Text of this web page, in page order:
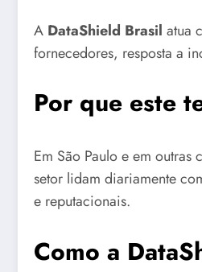
A DataShield Brasil atua
fornecedores, resposta a
Por que este
Em São Paulo e em
setor lidam diariamente
e reputacionais.
Como a